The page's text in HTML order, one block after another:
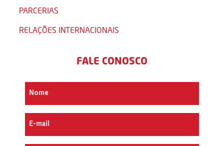
PARCERIAS
RELAÇÕES INTERNACIONAIS
FALE CONOSCO